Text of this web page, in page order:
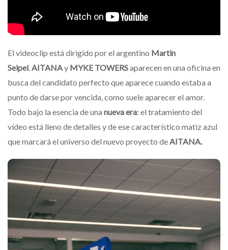
El videoclip está dirigido por el argentino Martin
Seipel AITANAy MYKE TOWERSaparecen en una oficina en
busca del candidato perfecto que aparece cuando estaba a
punto de darse por vencida, como suele aparecer el amor.
Todo bajo la esencia de una nueva era: el tratamiento del
vídeo está lleno de detalles y de ese característico matiz azul
que marcará el universo del nuevo proyecto de AITANA.